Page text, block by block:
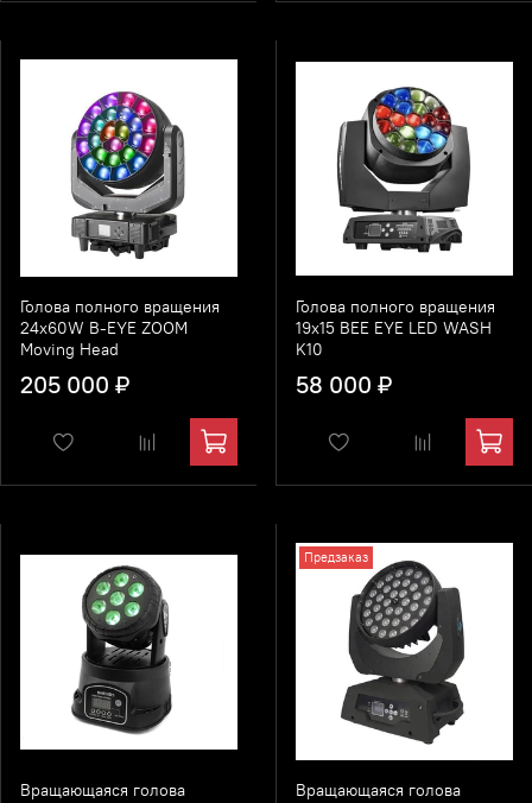
Голова полного вращения
24x60W B-EYE ZOOM
Moving Head
205 000 ₽
Голова полного вращения
19x15 BEE EYE LED WASH
K10
58 000 ₽
Вращающаяся голова
Предзаказ
Вращающаяся голова